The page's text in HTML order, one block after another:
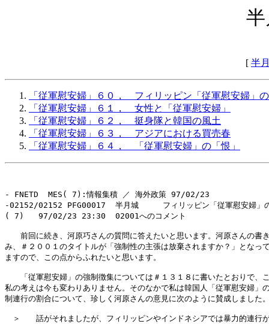
[ 半
「従軍慰安婦」６０， フィリッピン「従軍慰安婦」
「従軍慰安婦」６１， 女性と「従軍慰安婦」
「従軍慰安婦」６２， 挺身隊と韓国の風土
「従軍慰安婦」６３， アジアにおける買売春
「従軍慰安婦」６４， 「従軍慰安婦」の「恨」
- FNETD  MES( 7):情報集積 ／ 海外政策 97/02/23
-02152/02152 PFG00017  半月城     フィリッピン「従軍慰安婦」
( 7)   97/02/23 23:30  02001へのコメント
前回に続き、河原巧さんの質問に答えたいと思います。河原さんの書
み、＃２００１のタイトルが「強制性の主張は放棄されますか？」となっ
ますので、この点からふれたいと思います。
「従軍慰安婦」の強制徴集については＃１３１８に書いたとおりで、
私の考えは今も変わりありません。そのなかで私は韓国人「従軍慰安婦」
制連行の割合について、珍しく河原さんの意見に次のように賛成しました
＞　　話がそれましたが、フィリッピンやインドネシアでは暴力的連行